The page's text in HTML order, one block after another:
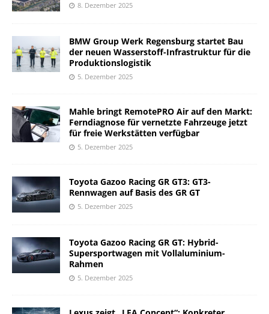
8. Dezember 2025
BMW Group Werk Regensburg startet Bau
der neuen Wasserstoff-Infrastruktur für die
Produktionslogistik
5. Dezember 2025
Mahle bringt RemotePRO Air auf den Markt:
Ferndiagnose für vernetzte Fahrzeuge jetzt
für freie Werkstätten verfügbar
5. Dezember 2025
Toyota Gazoo Racing GR GT3: GT3-
Rennwagen auf Basis des GR GT
5. Dezember 2025
Toyota Gazoo Racing GR GT: Hybrid-
Supersportwagen mit Vollaluminium-
Rahmen
5. Dezember 2025